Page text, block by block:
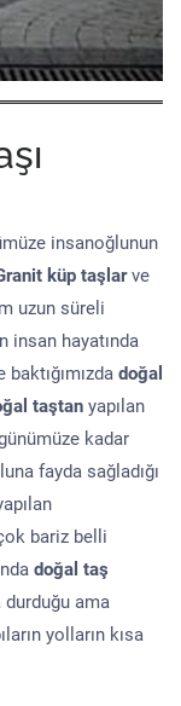
insanoğlunun
küp taşlarve
uzun süreli
insan hayatında
doğal
taştan yapılan
kadar
fayda sağladığı
bariz belli
doğal taş
durduğu ama
yolların kısa